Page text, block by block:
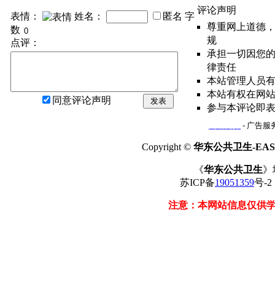
表情： 姓名： 匿名 字
数
点评：
同意评论声明 发表
评论声明
尊重网上道德
规
承担一切因您
律责任
本站管理人员
本站有权在网
参与本评论即
- 广告服
Copyright © 华东公共卫生-
《华东公共卫生》
苏ICP备19051359号-
注意：本网站信息仅供